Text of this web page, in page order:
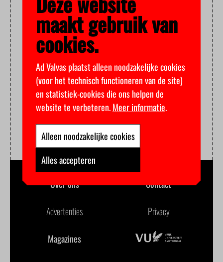
CASA 400
Over ons Contact
Advertenties Privacy
Magazines
maakt gebruik van
cookies.
Ad Valvas plaatst alleen noodzakelijke cookies
(voor het technisch functioneren van de site)
en statistiek-cookies die ons helpen de
website te verbeteren.Meer informatie.
Alleen noodzakelijke cookies
Alles accepteren